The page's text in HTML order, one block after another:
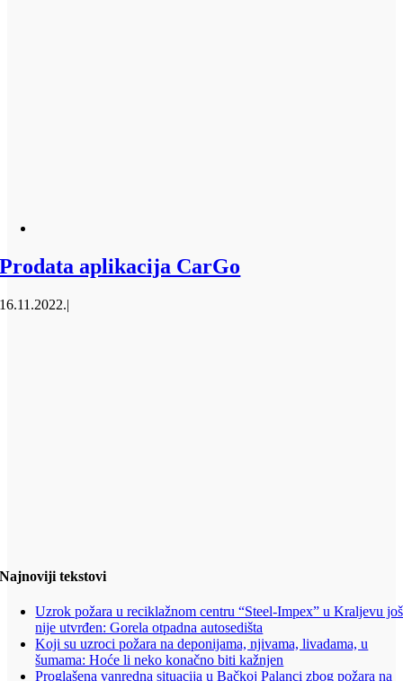
Prodata aplikacija CarGo
16.11.2022.|
Najnoviji tekstovi
Uzrok požara u reciklažnom centru “Steel-Impex” u Kraljevu još
nije utvrđen: Gorela otpadna autosedišta
Koji su uzroci požara na deponijama, njivama, livadama, u
šumama: Hoće li neko konačno biti kažnjen
Proglašena vanredna situacija u Bačkoj Palanci zbog požara na